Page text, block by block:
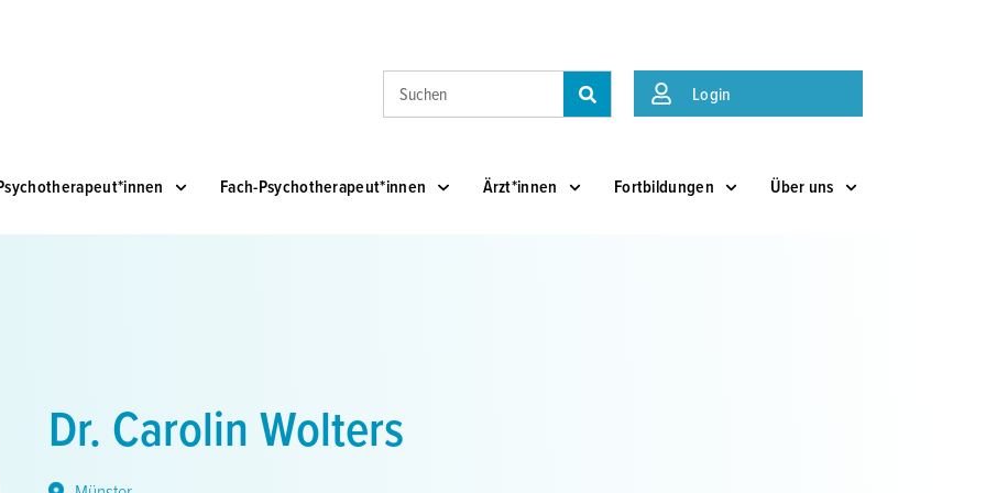
Suche
Login
Fach-Psychotherapeut*innen Ärzt*innen Fortbildungen Über uns
Dr. Carolin Wolters